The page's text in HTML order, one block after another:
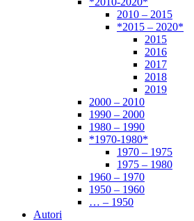
2010 – 2015
*2015 – 2020*
2015
2016
2017
2018
2019
2000 – 2010
1990 – 2000
1980 – 1990
*1970-1980*
1970 – 1975
1975 – 1980
1960 – 1970
1950 – 1960
… – 1950
Autori